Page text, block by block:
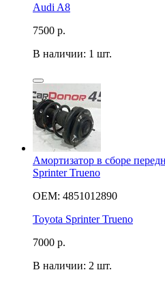
Audi A8
7500 р.
В наличии: 1 шт.
Амортизатор в сборе
Sprinter Trueno
OEM: 4851012890
Toyota Sprinter Trueno
7000 р.
В наличии: 2 шт.